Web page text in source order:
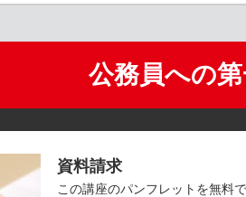
公務員への
資料請求
この講座のパンフレットを無料